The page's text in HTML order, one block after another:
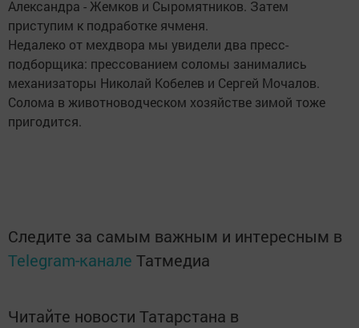
Александра - Жемков и Сыромятников. Затем
приступим к подработке ячменя.
Недалеко от мехдвора мы увидели два пресс-
подборщика: прессованием соломы занимались
механизаторы Николай Кобелев и Сергей Мочалов.
Солома в животноводческом хозяйстве зимой тоже
пригодится.
Следите за самым важным и интересным в
Telegram-канале Татмедиа
Читайте новости Татарстана в